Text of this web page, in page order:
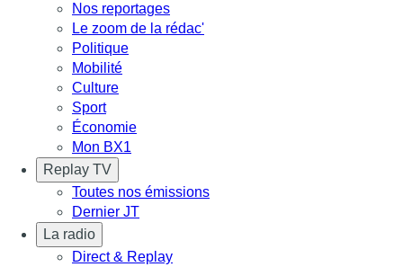
Nos reportages
Le zoom de la rédac'
Politique
Mobilité
Culture
Sport
Économie
Mon BX1
Replay TV
Toutes nos émissions
Dernier JT
La radio
Direct & Replay